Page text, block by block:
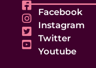
Facebook
Instagram
Twitter
Youtube